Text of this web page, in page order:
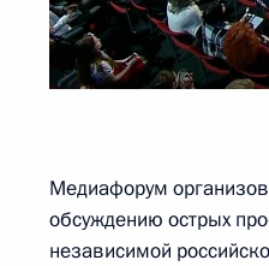
13 апреля 2016
Кадровые
12 апреля 2016
Медиафорум
обсуждению острых
независимой